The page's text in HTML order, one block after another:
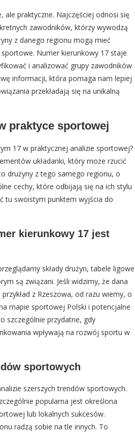
praktyczne. Najczęściej odnosi się
zawodników, którzy wywodzą
z danego regionu mogą mieć
Numer kierunkowy 17 staje
i analizować grupy zawodników
informacji, która pomaga nam lepiej
przekładają się na unikalną
praktyce sportowej
17 w praktycznej analizie sportowej?
układanki, który może rzucić
drużyny z tego samego regionu, o
cechy, które odbijają się na ich stylu
tu swoistym punktem wyjścia do
kierunkowy 17 jest
składy drużyn, tabele ligowe
są związani. Jeśli widzimy, że dana
z Rzeszowa, od razu wiemy, o
mapie sportowej Polski i potencjalne
szczególnie przydatne, gdy
wpływają na rozwój sportu w
sportowych
szerszych trendów sportowych.
popularna jest określona
lub lokalnych sukcesów.
radzą sobie na tle innych. To